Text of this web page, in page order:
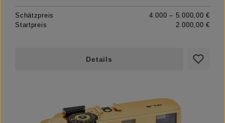
Schätzpreis
4.000 – 5.000,00 €
Startpreis
2.000,00 €
Details